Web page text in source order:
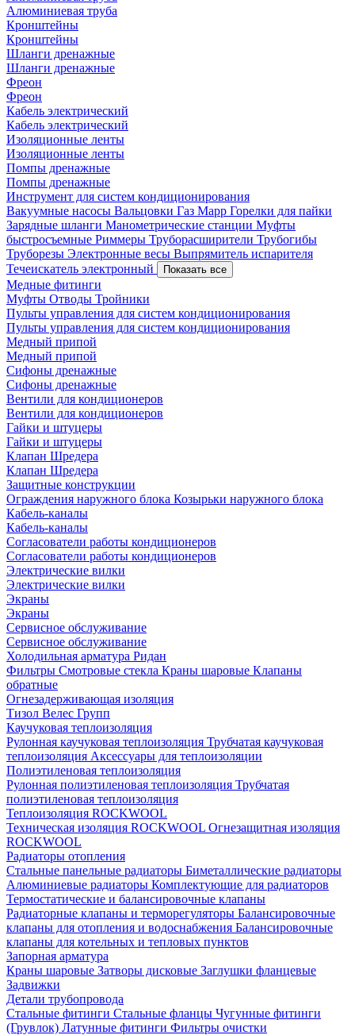
Алюминиевая труба
Кронштейны
Кронштейны
Шланги дренажные
Шланги дренажные
Фреон
Фреон
Кабель электрический
Кабель электрический
Изоляционные ленты
Изоляционные ленты
Помпы дренажные
Помпы дренажные
Инструмент для систем кондиционирования
Вакуумные насосы Вальцовки Газ Mapp Горелки для пайки
Зарядные шланги Манометрические станции Муфты
быстросъемные Риммеры Труборасширители Трубогибы
Труборезы Электронные весы Выпрямитель испарителя
Течеискатель электронный
Показать все
Медные фитинги
Муфты Отводы Тройники
Пульты управления для систем кондиционирования
Пульты управления для систем кондиционирования
Медный припой
Медный припой
Сифоны дренажные
Сифоны дренажные
Вентили для кондиционеров
Вентили для кондиционеров
Гайки и штуцеры
Гайки и штуцеры
Клапан Шредера
Клапан Шредера
Защитные конструкции
Ограждения наружного блока Козырьки наружного блока
Кабель-каналы
Кабель-каналы
Согласователи работы кондиционеров
Согласователи работы кондиционеров
Электрические вилки
Электрические вилки
Экраны
Экраны
Сервисное обслуживание
Сервисное обслуживание
Холодильная арматура Ридан
Фильтры Смотровые стекла Краны шаровые Клапаны
обратные
Огнезадерживающая изоляция
Тизол Велес Групп
Каучуковая теплоизоляция
Рулонная каучуковая теплоизоляция Трубчатая каучуковая
теплоизоляция Аксессуары для теплоизоляции
Полиэтиленовая теплоизоляция
Рулонная полиэтиленовая теплоизоляция Трубчатая
полиэтиленовая теплоизоляция
Теплоизоляция ROCKWOOL
Техническая изоляция ROCKWOOL Огнезащитная изоляция
ROCKWOOL
Радиаторы отопления
Стальные панельные радиаторы Биметаллические радиаторы
Алюминиевые радиаторы Комплектующие для радиаторов
Термостатические и балансировочные клапаны
Радиаторные клапаны и терморегуляторы Балансировочные
клапаны для отопления и водоснабжения Балансировочные
клапаны для котельных и тепловых пунктов
Запорная арматура
Краны шаровые Затворы дисковые Заглушки фланцевые
Задвижки
Детали трубопровода
Стальные фитинги Стальные фланцы Чугунные фитинги
(Грувлок) Латунные фитинги Фильтры очистки